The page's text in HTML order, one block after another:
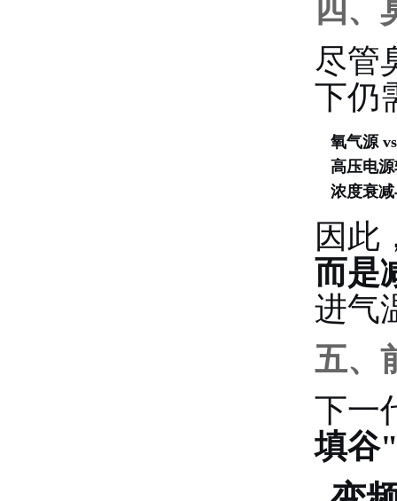
四、
尽管
下仍
氧气源
高压电
浓度衰
因此
而是
进气
五、
下一
填谷